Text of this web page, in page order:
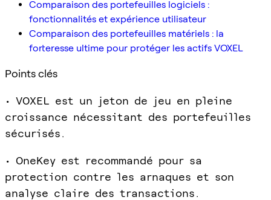
Comparaison des portefeuilles logiciels :
fonctionnalités et expérience utilisateur
Comparaison des portefeuilles matériels : la
forteresse ultime pour protéger les actifs VOXEL
Points clés
• VOXEL est un jeton de jeu en pleine
croissance nécessitant des portefeuilles
sécurisés.
• OneKey est recommandé pour sa
protection contre les arnaques et son
analyse claire des transactions.